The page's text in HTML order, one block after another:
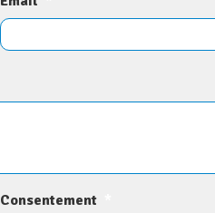
Consentement